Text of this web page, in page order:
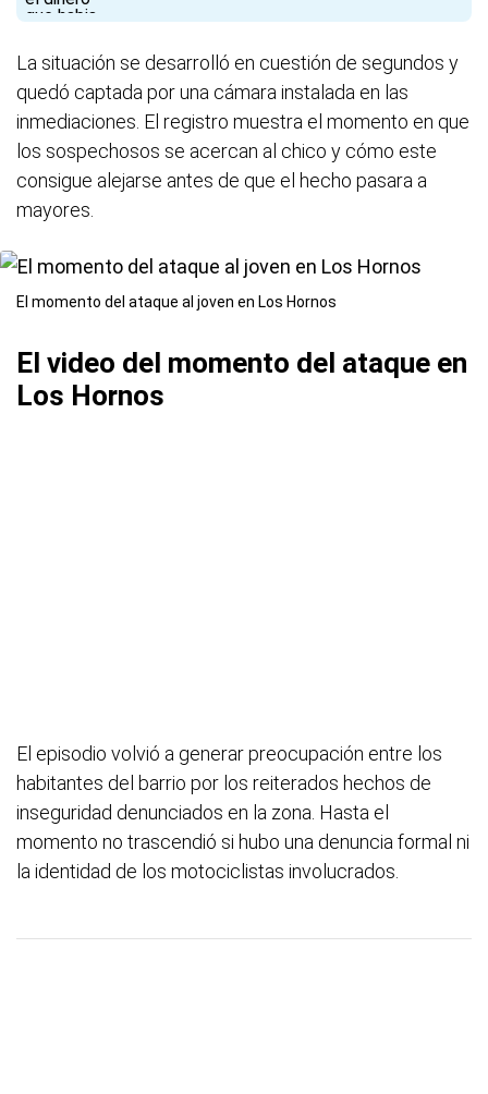
La situación se desarrolló en cuestión de segundos y
quedó captada por una cámara instalada en las
inmediaciones. El registro muestra el momento en que
los sospechosos se acercan al chico y cómo este
consigue alejarse antes de que el hecho pasara a
mayores.
El momento del ataque al joven en Los Hornos
El video del momento del ataque en
Los Hornos
El episodio volvió a generar preocupación entre los
habitantes del barrio por los reiterados hechos de
inseguridad denunciados en la zona. Hasta el
momento no trascendió si hubo una denuncia formal ni
la identidad de los motociclistas involucrados.